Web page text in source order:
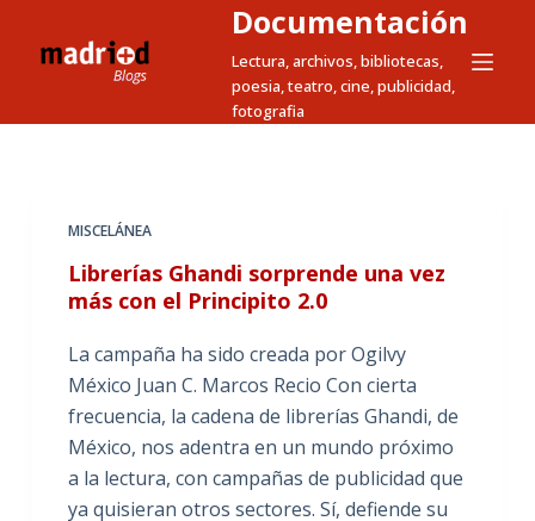
t
Documentación
Lectura, archivos, bibliotecas,
poesia, teatro, cine, publicidad,
fotografia
MISCELÁNEA
Librerías Ghandi sorprende una vez
más con el Principito 2.0
La campaña ha sido creada por Ogilvy
México Juan C. Marcos Recio Con cierta
frecuencia, la cadena de librerías Ghandi, de
México, nos adentra en un mundo próximo
a la lectura, con campañas de publicidad que
ya quisieran otros sectores. Sí, defiende su